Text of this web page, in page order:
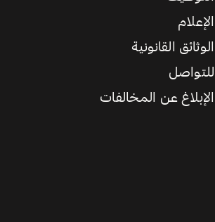
الإعلام
الوثائق القانونية
للتواصل
الإبلاغ عن المخالفات